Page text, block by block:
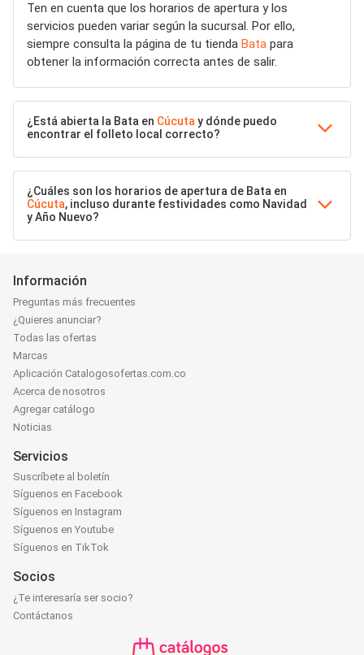
Ten en cuenta que los horarios de apertura y los
servicios pueden variar según la sucursal. Por ello,
siempre consulta la página de tu tienda Bata para
obtener la información correcta antes de salir.
¿Está abierta la Bata en Cúcuta y dónde puedo
encontrar el folleto local correcto?
¿Cuáles son los horarios de apertura de Bata en
Cúcuta, incluso durante festividades como Navidad
y Año Nuevo?
Información
Preguntas más frecuentes
¿Quieres anunciar?
Todas las ofertas
Marcas
Aplicación Catalogosofertas.com.co
Acerca de nosotros
Agregar catálogo
Noticias
Servicios
Suscríbete al boletín
Síguenos en Facebook
Síguenos en Instagram
Síguenos en Youtube
Síguenos en TikTok
Socios
¿Te interesaría ser socio?
Contáctanos